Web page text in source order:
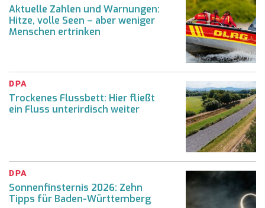
Aktuelle Zahlen und Warnungen:
Hitze, volle Seen – aber weniger
Menschen ertrinken
DPA
Trockenes Flussbett: Hier fließt
ein Fluss unterirdisch weiter
DPA
Sonnenfinsternis 2026: Zehn
Tipps für Baden-Württemberg